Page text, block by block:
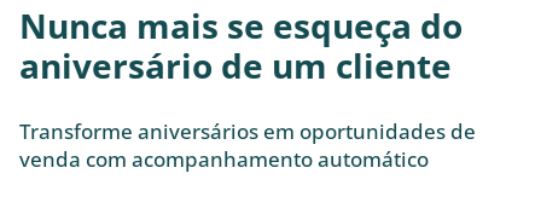
Nunca mais se esqueça do
aniversário de um cliente
Transforme aniversários em oportunidades de
venda com acompanhamento automático